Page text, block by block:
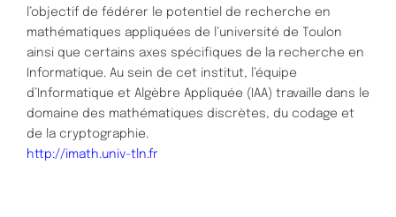
l’objectif de fédérer le potentiel de recherche en
mathématiques appliquées de l’université de Toulon
ainsi que certains axes spécifiques de la recherche en
Informatique. Au sein de cet institut, l’équipe
d’Informatique et Algèbre Appliquée (IAA) travaille dans le
domaine des mathématiques discrètes, du codage et
de la cryptographie.
http://imath.univ-tln.fr